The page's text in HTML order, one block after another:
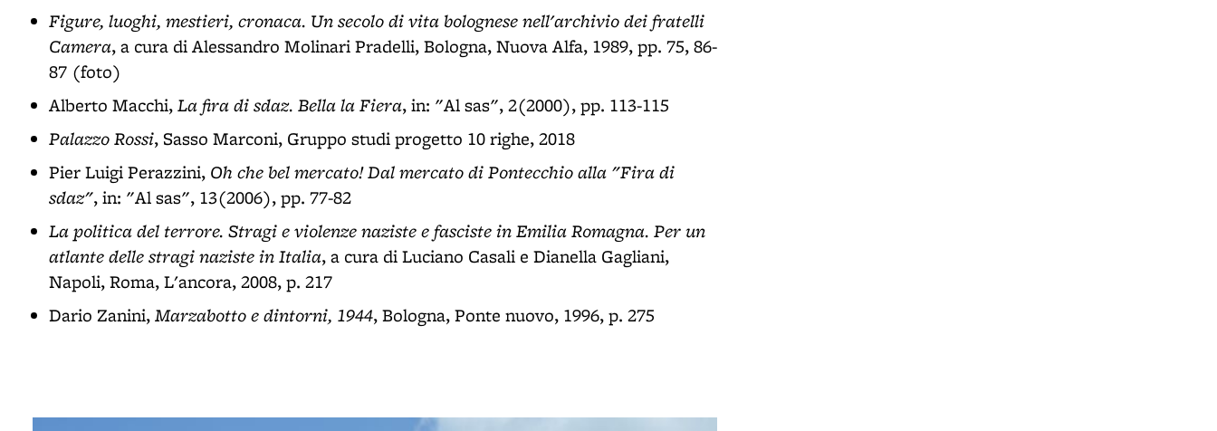
Figure, luoghi, mestieri, cronaca. Un secolo di vita bolognese nell'archivio dei fratelli
Camera, a cura di Alessandro Molinari Pradelli, Bologna, Nuova Alfa, 1989, pp. 75, 86-
87 (foto)
Alberto Macchi,La fira di sdaz. Bella la Fiera, in: "Al sas", 2(2000), pp. 113-115
Palazzo Rossi, Sasso Marconi, Gruppo studi progetto 10 righe, 2018
Pier Luigi Perazzini, Oh che bel mercato! Dal mercato di Pontecchio alla "Fira di
sdaz", in: "Al sas", 13(2006), pp. 77-82
La politica del terrore. Stragi e violenze naziste e fasciste in Emilia Romagna. Per un
atlante delle stragi naziste in Italia, a cura di Luciano Casali e Dianella Gagliani,
Napoli, Roma, L'ancora, 2008, p. 217
Dario Zanini,Marzabotto e dintorni, 1944, Bologna, Ponte nuovo, 1996, p. 275